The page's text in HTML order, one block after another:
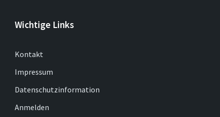
Wichtige Links
Kontakt
Impressum
Datenschutzinformation
Anmelden